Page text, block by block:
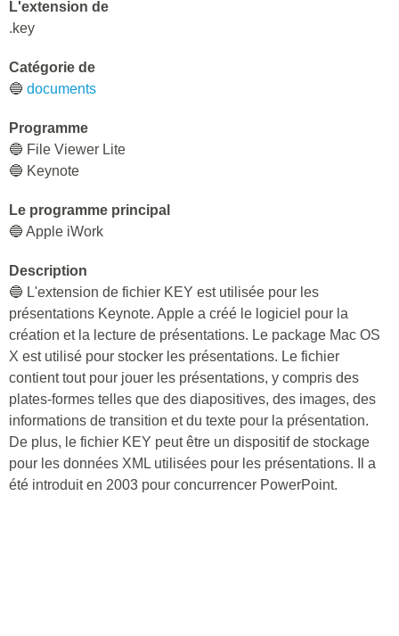
L'extension de
.key
Catégorie de
🔵 documents
Programme
🔵 File Viewer Lite
🔵 Keynote
Le programme principal
🔵 Apple iWork
Description
🔵 L'extension de fichier KEY est utilisée pour les
présentations Keynote. Apple a créé le logiciel pour la
création et la lecture de présentations. Le package Mac OS
X est utilisé pour stocker les présentations. Le fichier
contient tout pour jouer les présentations, y compris des
plates-formes telles que des diapositives, des images, des
informations de transition et du texte pour la présentation.
De plus, le fichier KEY peut être un dispositif de stockage
pour les données XML utilisées pour les présentations. Il a
été introduit en 2003 pour concurrencer PowerPoint.